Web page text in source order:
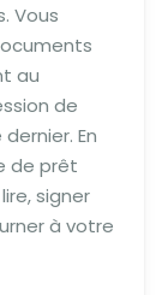
Vous
au
de
En
de prêt
signer
à votre